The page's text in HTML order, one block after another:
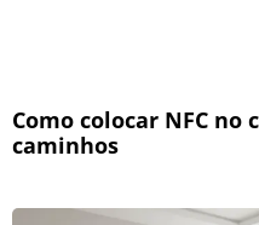
Como colocar NFC
caminhos